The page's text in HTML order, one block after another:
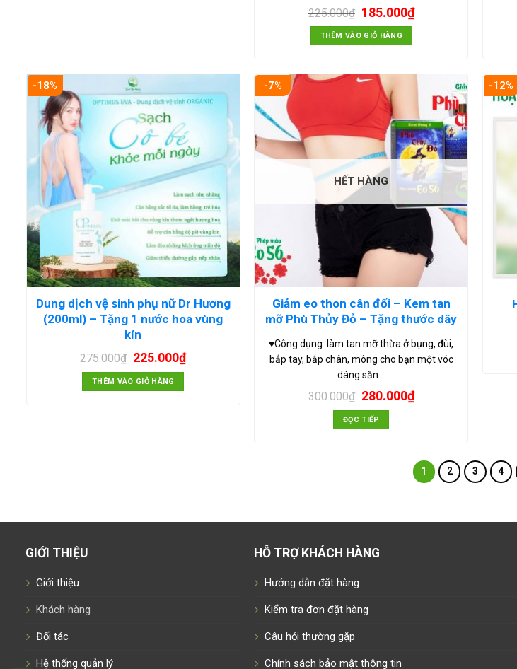
225.000₫ 185.000₫
THÊM VÀO GIỎ HÀNG
-18%
Dung dịch vệ sinh phụ nữ Dr Hương
(200ml) – Tặng 1 nước hoa vùng
kín
275.000₫ 225.000₫
THÊM VÀO GIỎ HÀNG
-7%
HẾT HÀNG
Giảm eo thon cân đối – Kem tan
mỡ Phù Thủy Đỏ – Tặng thước dây
♥Công dụng: làm tan mỡ thừa ở bụng, đùi,
bắp tay, bắp chân, mông cho bạn một vóc
dáng săn…
300.000₫ 280.000₫
ĐỌC TIẾP
-12%
1 2 3 4
GIỚI THIỆU
Giới thiệu
Khách hàng
Đối tác
Hệ thống quản lý
HỖ TRỢ KHÁCH HÀNG
Hướng dẫn đặt hàng
Kiểm tra đơn đặt hàng
Câu hỏi thường gặp
Chính sách bảo mật thông tin